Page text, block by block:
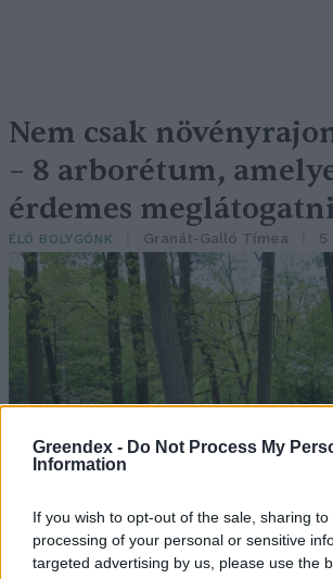
Greendex - Do Not Process My
Information
If you wish to opt-out of the sale, sharing
processing of your personal or sensitive
targeted advertising by us, please use the
Nem csak
– 8 arborétum,
érdemes
ÉLŐ BOLYGÓNK Granát-Galló Tímea 5